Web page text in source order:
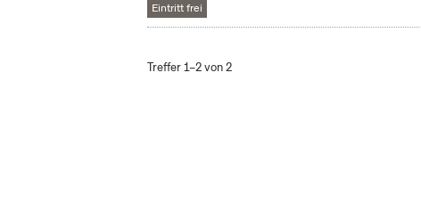
Eintritt frei
Treffer 1–2 von 2